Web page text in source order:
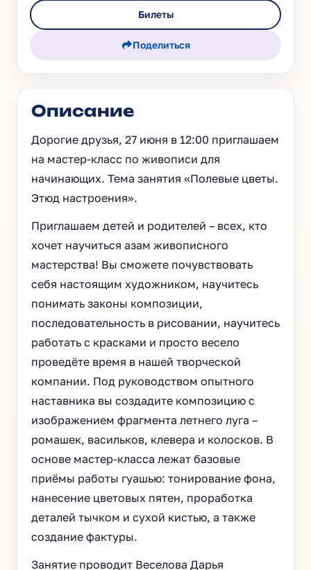
Билеты
Поделиться
Описание
Дорогие друзья, 27 июня в 12:00 приглашаем
на мастер-класс по живописи для
начинающих. Тема занятия «Полевые цветы.
Этюд настроения».
Приглашаем детей и родителей – всех, кто
хочет научиться азам живописного
мастерства! Вы сможете почувствовать
себя настоящим художником, научитесь
понимать законы композиции,
последовательность в рисовании, научитесь
работать с красками и просто весело
проведёте время в нашей творческой
компании. Под руководством опытного
наставника вы создадите композицию с
изображением фрагмента летнего луга –
ромашек, васильков, клевера и колосков. В
основе мастер-класса лежат базовые
приёмы работы гуашью: тонирование фона,
нанесение цветовых пятен, проработка
деталей тычком и сухой кистью, а также
создание фактуры.
Занятие проводит Веселова Дарья